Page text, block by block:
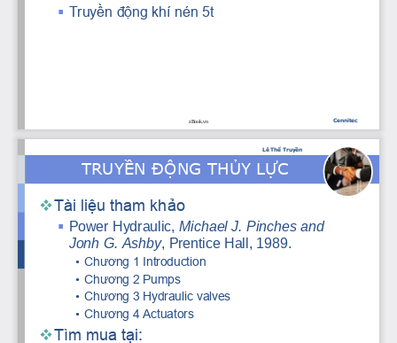
 Truyền động khí nén 5t
Cennitec
zBook.vn
TRUYỀN ĐỘNG THỦY LỰC
 Tài liệu tham khảo
 Power Hydraulic, Michael J. Pinches and
Jonh G. Ashby, Prentice Hall, 1989.
• Chương 1 Introduction
• Chương 2 Pumps
• Chương 3 Hydraulic valves
• Chương 4 Actuators
 Tìm mua tại:
Lê Thể Truyền